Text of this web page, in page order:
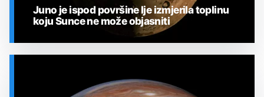
Juno je ispod površine Ije izmjerila toplinu
koju Sunce ne može objasniti